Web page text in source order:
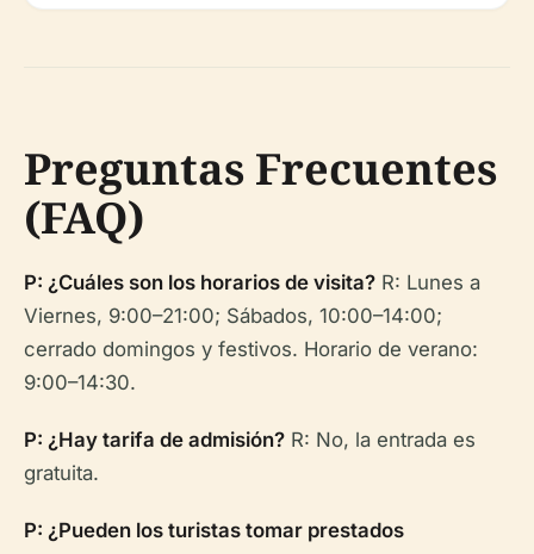
Preguntas Frecuentes
(FAQ)
P: ¿Cuáles son los horarios de visita? R: Lunes a
Viernes, 9:00–21:00; Sábados, 10:00–14:00;
cerrado domingos y festivos. Horario de verano:
9:00–14:30.
P: ¿Hay tarifa de admisión? R: No, la entrada es
gratuita.
P: ¿Pueden los turistas tomar prestados